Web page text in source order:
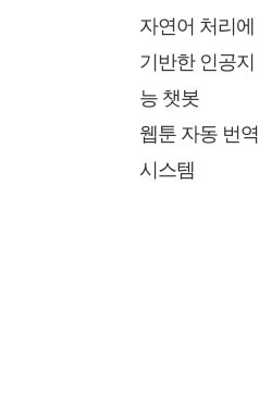
자연어 처리에
기반한 인공지
능 챗봇
웹툰 자동 번역
시스템